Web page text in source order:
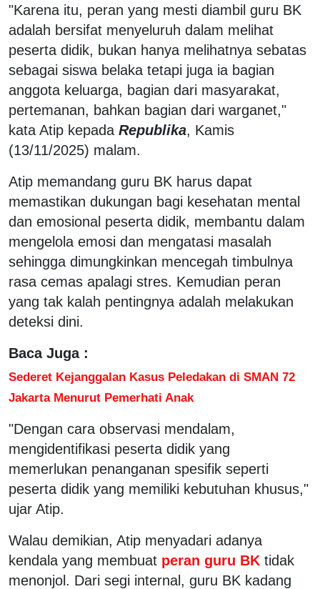
"Karena itu, peran yang mesti diambil guru BK
adalah bersifat menyeluruh dalam melihat
peserta didik, bukan hanya melihatnya sebatas
sebagai siswa belaka tetapi juga ia bagian
anggota keluarga, bagian dari masyarakat,
pertemanan, bahkan bagian dari warganet,"
kata Atip kepada Republika, Kamis
(13/11/2025) malam.
Atip memandang guru BK harus dapat
memastikan dukungan bagi kesehatan mental
dan emosional peserta didik, membantu dalam
mengelola emosi dan mengatasi masalah
sehingga dimungkinkan mencegah timbulnya
rasa cemas apalagi stres. Kemudian peran
yang tak kalah pentingnya adalah melakukan
deteksi dini.
Baca Juga :
Sederet Kejanggalan Kasus Peledakan di SMAN 72
Jakarta Menurut Pemerhati Anak
"Dengan cara observasi mendalam,
mengidentifikasi peserta didik yang
memerlukan penanganan spesifik seperti
peserta didik yang memiliki kebutuhan khusus,"
ujar Atip.
Walau demikian, Atip menyadari adanya
kendala yang membuat peran guru BK tidak
menonjol. Dari segi internal, guru BK kadang